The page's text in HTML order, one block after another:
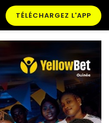
TÉLÉCHARGEZ L'APP